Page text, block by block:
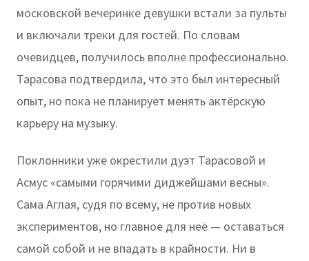
московской вечеринке девушки встали за пульты
и включали треки для гостей. По словам
очевидцев, получилось вполне профессионально.
Тарасова подтвердила, что это был интересный
опыт, но пока не планирует менять актёрскую
карьеру на музыку.
Поклонники уже окрестили дуэт Тарасовой и
Асмус «самыми горячими диджейшами весны».
Сама Аглая, судя по всему, не против новых
экспериментов, но главное для неё — оставаться
самой собой и не впадать в крайности. Ни в